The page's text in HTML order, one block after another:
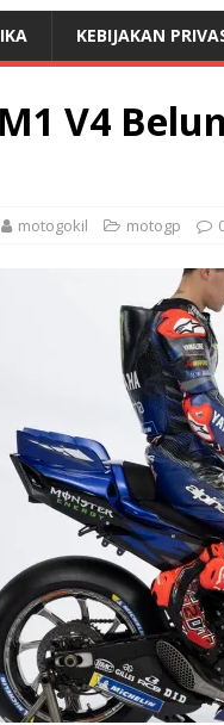
KEBIJAKAN
V4
motogokil motogp